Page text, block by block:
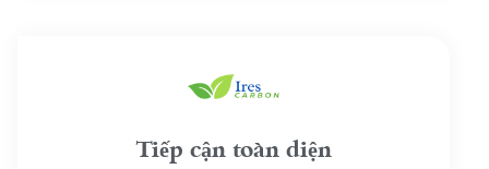
Tiếp cận toàn diện